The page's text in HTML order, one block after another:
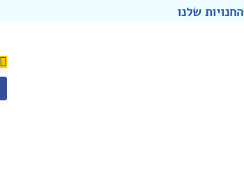
החנויות שלנו